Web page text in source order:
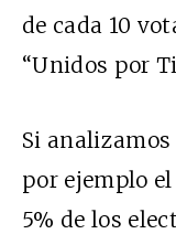
de cada 10
“Unidos por
Si
por ejemplo
5% de los